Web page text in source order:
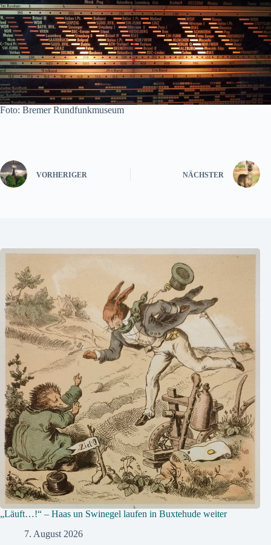
Foto: Bremer Rundfunkmuseum
VORHERIGER NÄCHSTER
„Läuft…!“ – Haas un Swinegel laufen in Buxtehude weiter
7. August 2026